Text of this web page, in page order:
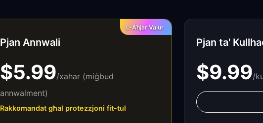
L-Aħjar Valur
Pjan Annwali
$5.99/xahar (miġbud
annwalment)
Rakkomandat għal protezzjoni fit-tul
Pjan ta'
$9.99/